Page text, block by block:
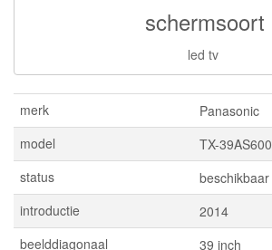
schermsoort
led tv
merk
Panasonic
model
TX-39AS600
status
beschikbaar
introductie
2014
beelddiagonaal
39 inch